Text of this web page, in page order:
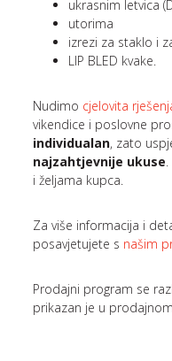
ukrasnim letvica
utorima
izrezi za staklo i
LIP BLED kvake.
Nudimo cjelovita
vikendice i poslovne
individualan, zato
najzahtjevnije ukuse
i željama kupca.
Za više informacija i
posavjetujete s našim
Prodajni program se
prikazan je u